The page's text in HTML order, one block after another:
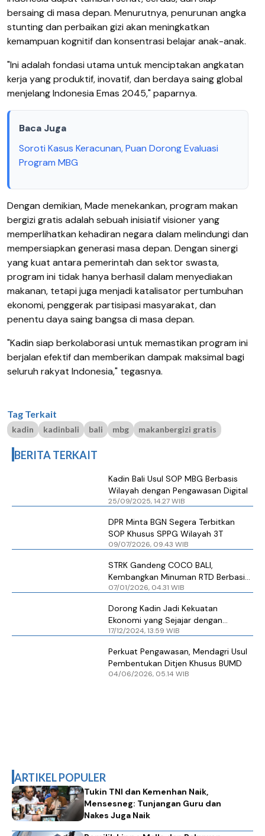
bersaing di masa depan. Menurutnya, penurunan angka
stunting dan perbaikan gizi akan meningkatkan
kemampuan kognitif dan konsentrasi belajar anak-anak.
"Ini adalah fondasi utama untuk menciptakan angkatan
kerja yang produktif, inovatif, dan berdaya saing global
menjelang Indonesia Emas 2045," paparnya.
Baca Juga
Soroti Kasus Keracunan, Puan Dorong Evaluasi
Program MBG
Dengan demikian, Made menekankan, program makan
bergizi gratis adalah sebuah inisiatif visioner yang
memperlihatkan kehadiran negara dalam melindungi dan
mempersiapkan generasi masa depan. Dengan sinergi
yang kuat antara pemerintah dan sektor swasta,
program ini tidak hanya berhasil dalam menyediakan
makanan, tetapi juga menjadi katalisator pertumbuhan
ekonomi, penggerak partisipasi masyarakat, dan
penentu daya saing bangsa di masa depan.
"Kadin siap berkolaborasi untuk memastikan program ini
berjalan efektif dan memberikan dampak maksimal bagi
seluruh rakyat Indonesia," tegasnya.
Tag Terkait
kadin kadinbali bali mbg makanbergizi gratis
BERITA TERKAIT
Kadin Bali Usul SOP MBG Berbasis
Wilayah dengan Pengawasan Digital
25/09/2025, 14.27 WIB
DPR Minta BGN Segera Terbitkan
SOP Khusus SPPG Wilayah 3T
09/07/2026, 09.43 WIB
STRK Gandeng COCO BALI,
Kembangkan Minuman RTD Berbasis
Bali untuk Pasar Global
07/01/2026, 04.31 WIB
Dorong Kadin Jadi Kekuatan
Ekonomi yang Sejajar dengan
Kekuatan Politik, Bamsoet Usul UU
17/12/2024, 13.59 WIB
Perkuat Pengawasan, Mendagri Usul
Pembentukan Ditjen Khusus BUMD
04/06/2026, 05.14 WIB
ARTIKEL POPULER
Tukin TNI dan Kemenhan Naik,
Mensesneg: Tunjangan Guru dan
Nakes Juga Naik